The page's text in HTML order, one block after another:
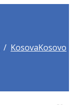
/ KosovaKosovo